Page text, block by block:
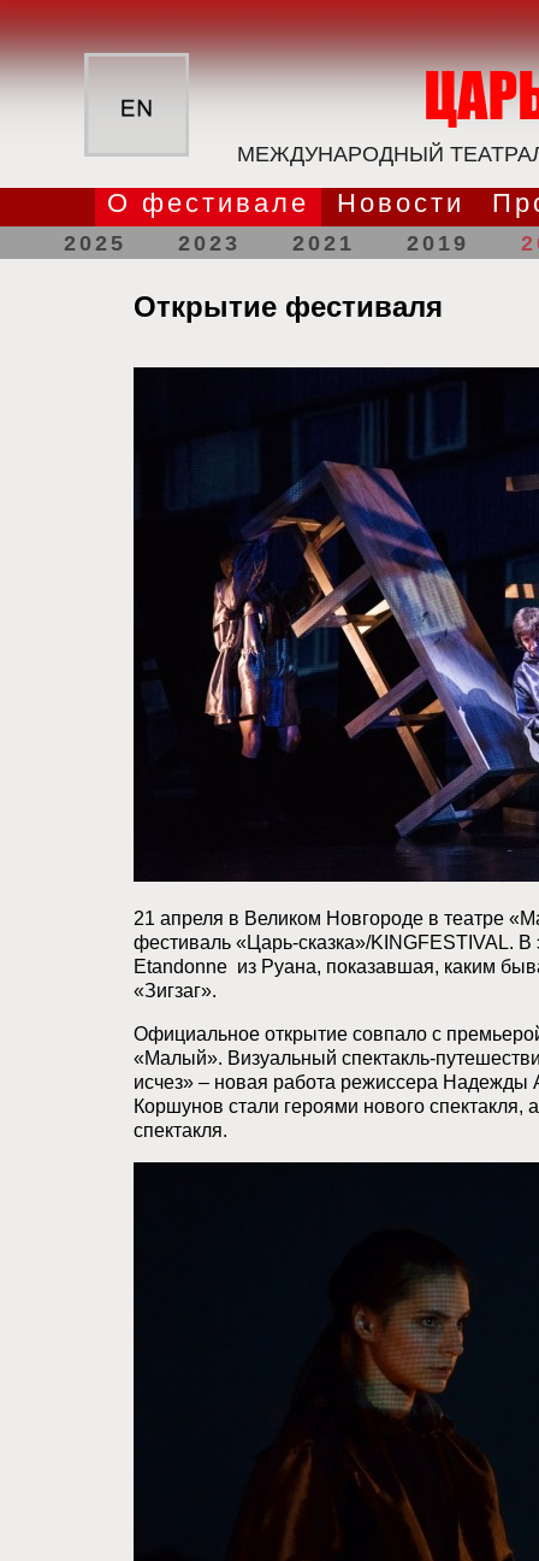
МЕЖДУНАРОДНЫЙ
О фестивале Новости
2025 2023 2021 2019
Открытие фестиваля
21 апреля в Великом Новгороде в театре
фестиваль «Царь-сказка»/KINGFESTIVAL.
Etandonne из Руана, показавшая, каким
«Зигзаг».
Официальное открытие совпало с
«Малый». Визуальный спектакль-
исчез» – новая работа режиссера
Коршунов стали героями нового
спектакля.